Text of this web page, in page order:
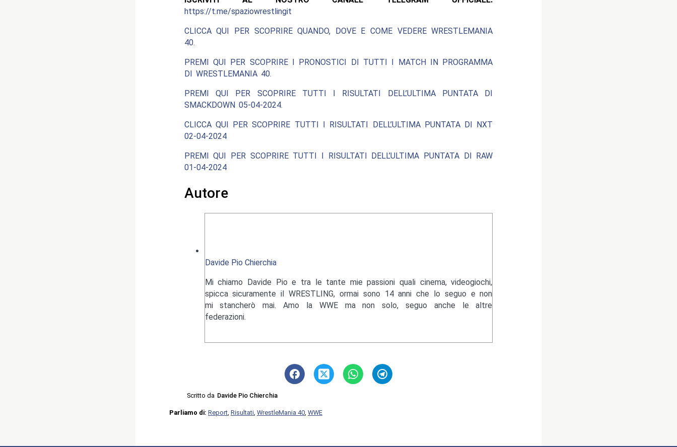
https://t.me/spaziowrestlingit
CLICCA QUI PER SCOPRIRE QUANDO, DOVE E COME VEDERE WRESTLEMANIA
40.
PREMI QUI PER SCOPRIRE I PRONOSTICI DI TUTTI I MATCH IN PROGRAMMA
DI WRESTLEMANIA 40.
PREMI QUI PER SCOPRIRE TUTTI I RISULTATI DELL’ULTIMA PUNTATA DI
SMACKDOWN 05-04-2024.
CLICCA QUI PER SCOPRIRE TUTTI I RISULTATI DELL’ULTIMA PUNTATA DI NXT
02-04-2024
PREMI QUI PER SCOPRIRE TUTTI I RISULTATI DELL’ULTIMA PUNTATA DI RAW
01-04-2024
Autore
Davide Pio Chierchia
Mi chiamo Davide Pio e tra le tante mie passioni quali cinema, videogiochi,
spicca sicuramente il WRESTLING, ormai sono 14 anni che lo seguo e non
mi stancherò mai. Amo la WWE ma non solo, seguo anche le altre
federazioni.
Scritto da Davide Pio Chierchia
Parliamo di: Report Risultati WrestleMania 40 WWE